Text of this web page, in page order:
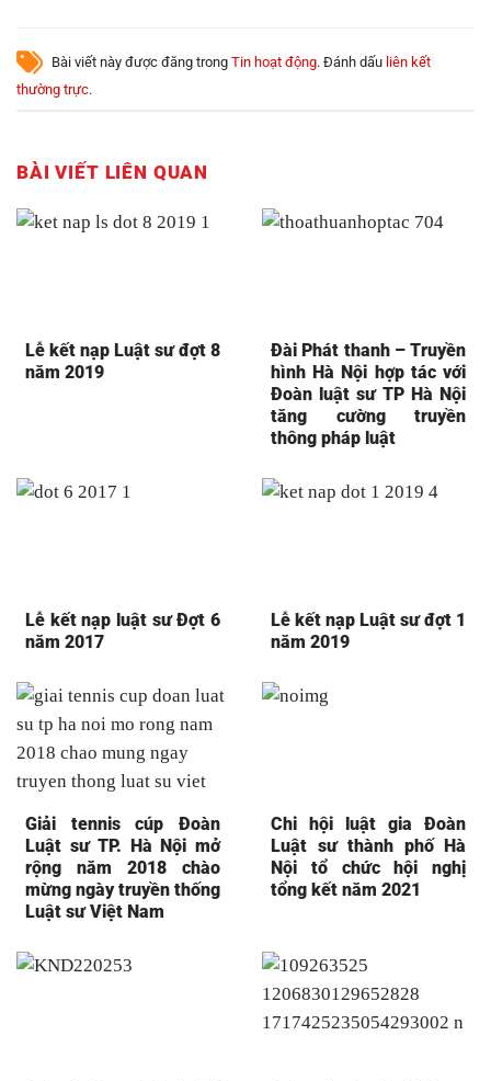
Bài viết này được đăng trong Tin hoạt động. Đánh dấu liên kết
thường trực.
BÀI VIẾT LIÊN QUAN
Lễ kết nạp Luật sư đợt 8
năm 2019
Đài Phát thanh – Truyền
hình Hà Nội hợp tác với
Đoàn luật sư TP Hà Nội
tăng cường truyền
thông pháp luật
Lễ kết nạp luật sư Đợt 6
năm 2017
Lễ kết nạp Luật sư đợt 1
năm 2019
Giải tennis cúp Đoàn
Luật sư TP. Hà Nội mở
rộng năm 2018 chào
mừng ngày truyền thống
Luật sư Việt Nam
Chi hội luật gia Đoàn
Luật sư thành phố Hà
Nội tổ chức hội nghị
tổng kết năm 2021